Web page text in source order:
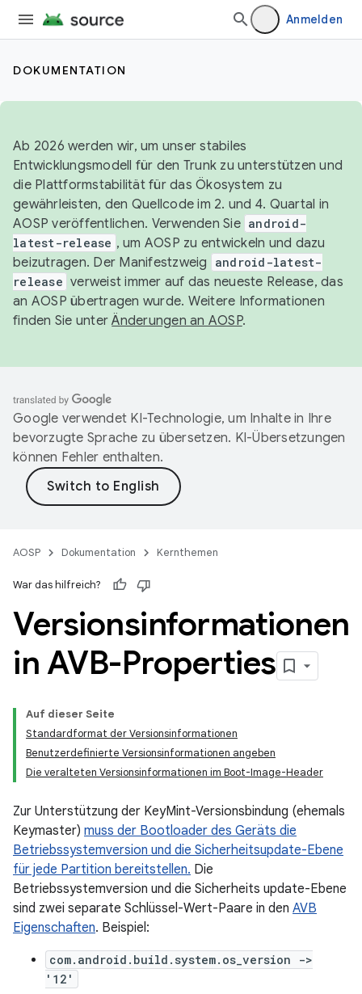
Anmelden
DOKUMENTATION
Ab 2026 werden wir, um unser stabiles
Entwicklungsmodell für den Trunk zu unterstützen und
die Plattformstabilität für das Ökosystem zu
gewährleisten, den Quellcode im 2. und 4. Quartal in
AOSP veröffentlichen. Verwenden Sie android-
latest-release , um AOSP zu entwickeln und dazu
beizutragen. Der Manifestzweig
android-latest-
release verweist immer auf das neueste Release, das
an AOSP übertragen wurde. Weitere Informationen
finden Sie unterÄnderungen an AOSP.
Google verwendet KI-Technologie, um Inhalte in Ihre
bevorzugte Sprache zu übersetzen. KI-Übersetzungen
können Fehler enthalten.
AOSP Dokumentation Kernthemen
War das hilfreich?
Versionsinformationen
in AVB-Properties
Auf dieser Seite
Standardformat der Versionsinformationen
Benutzerdefinierte Versionsinformationen angeben
Die veralteten Versionsinformationen im Boot-Image-Header
Zur Unterstützung der KeyMint-Versionsbindung (ehemals
Keymaster) muss der Bootloader des Geräts die
Betriebssystemversion und die Sicherheitsupdate-Ebene
für jede Partition bereitstellen. Die
Betriebssystemversion und die Sicherheits update-Ebene
sind zwei separate Schlüssel-Wert-Paare in den AVB
Eigenschaften. Beispiel:
com.android.build.system.os_version ->
'12'